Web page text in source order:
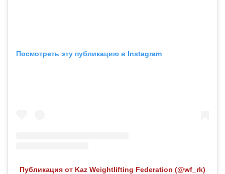
Посмотреть эту публикацию в Instagram
Публикация от Kaz Weightlifting Federation (@wf_rk)